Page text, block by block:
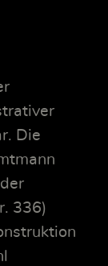
Die
336)